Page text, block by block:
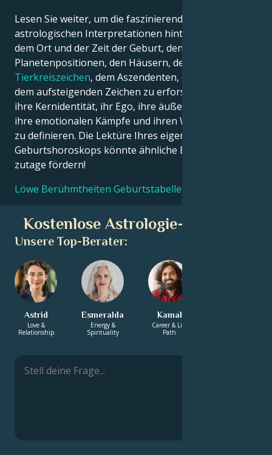
Lesen Sie weiter, um die faszinierenden
astrologischen Interpretationen hinter dem Datum,
dem Ort und der Zeit der Geburt, den
Planetenpositionen, den Häusern, dem
Tierkreiszeichen, dem Aszendenten, dem Mond und
dem aufsteigenden Zeichen zu erforschen – und so
ihre Kernidentität, ihr Ego, ihre äußere Erscheinung,
ihre emotionalen Kämpfe und ihren Weg zum Erfolg
zu definieren. Die Lektüre Ihres eigenen
Geburtshoroskops könnte ähnliche Erkenntnisse
zutage fördern!
Löwe Berühmtheiten Geburtstabellen
Kostenlose Astrologie-Beratung
Unsere Top-Berater:
Astrid
Love &
Relationship
Esmeralda
Energy &
Spirituality
Kamal
Career & Life
Path